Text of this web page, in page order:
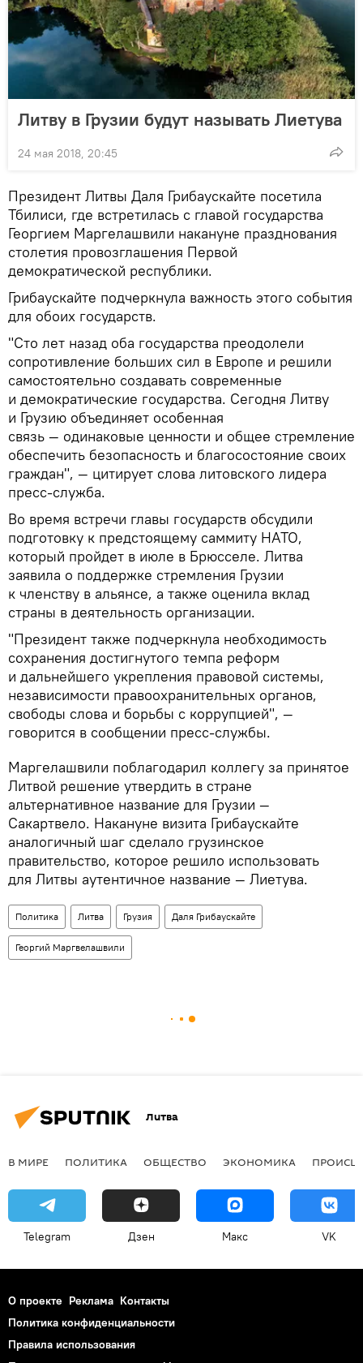
Литву в Грузии будут называть Лиетува
24 мая 2018, 20:45
Президент Литвы Даля Грибаускайте посетила
Тбилиси, где встретилась с главой государства
Георгием Маргелашвили накануне празднования
столетия провозглашения Первой
демократической республики.
Грибаускайте подчеркнула важность этого события
для обоих государств.
"Сто лет назад оба государства преодолели
сопротивление больших сил в Европе и решили
самостоятельно создавать современные
и демократические государства. Сегодня Литву
и Грузию объединяет особенная
связь — одинаковые ценности и общее стремление
обеспечить безопасность и благосостояние своих
граждан", — цитирует слова литовского лидера
пресс-служба.
Во время встречи главы государств обсудили
подготовку к предстоящему саммиту НАТО,
который пройдет в июле в Брюсселе. Литва
заявила о поддержке стремления Грузии
к членству в альянсе, а также оценила вклад
страны в деятельность организации.
"Президент также подчеркнула необходимость
сохранения достигнутого темпа реформ
и дальнейшего укрепления правовой системы,
независимости правоохранительных органов,
свободы слова и борьбы с коррупцией", —
говорится в сообщении пресс-службы.
Маргелашвили поблагодарил коллегу за принятое
Литвой решение утвердить в стране
альтернативное название для Грузии —
Сакартвело. Накануне визита Грибаускайте
аналогичный шаг сделало грузинское
правительство, которое решило использовать
для Литвы аутентичное название — Лиетува.
Политика Литва Грузия Даля Грибаускайте
Георгий Маргвелашвили
Литва
В МИРЕ ПОЛИТИКА ОБЩЕСТВО ЭКОНОМИКА
Telegram Дзен Макс VK
О проекте Реклама Контакты
Политика конфиденциальности
Правила использования